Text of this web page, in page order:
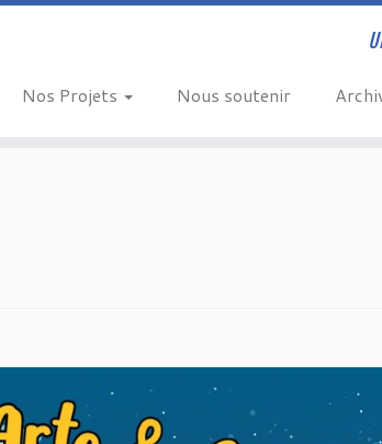
Nos Projets Nous soutenir